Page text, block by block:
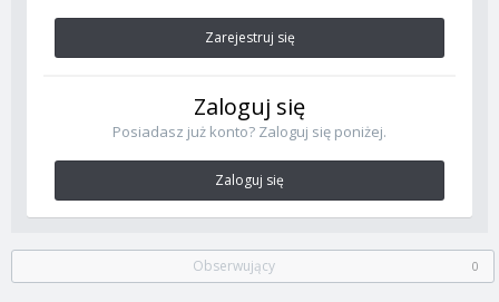
Zarejestruj się
Zaloguj się
Posiadasz już konto? Zaloguj się poniżej.
Zaloguj się
Obserwujący 0